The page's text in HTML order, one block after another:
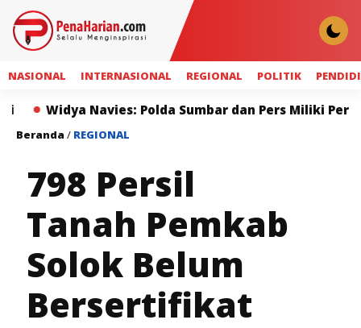
NASIONAL INTERNASIONAL REGIONAL POLITIK
Navies: Polda Sumbar dan Pers Miliki Peran
Beranda / REGIONAL
798 Persil
Tanah Pemkab
Solok Belum
Bersertifikat